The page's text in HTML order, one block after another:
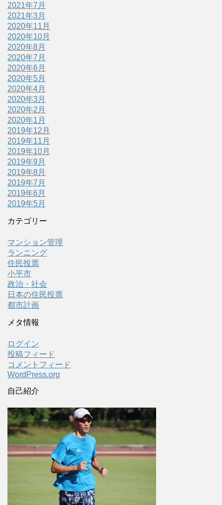
2021年7月
2021年3月
2020年11月
2020年10月
2020年8月
2020年7月
2020年6月
2020年5月
2020年4月
2020年3月
2020年2月
2020年1月
2019年12月
2019年11月
2019年10月
2019年9月
2019年8月
2019年7月
2019年6月
2019年5月
カテゴリー
マンション管理
ランニング
住民投票
小平市
政治・社会
日本の住民投票
都市計画
メタ情報
ログイン
投稿フィード
コメントフィード
WordPress.org
自己紹介